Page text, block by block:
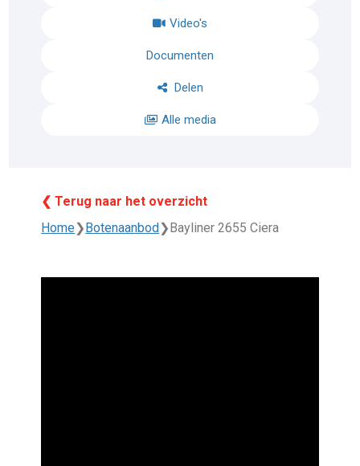
Video's
Documenten
Delen
Alle media
❮ Terug naar het overzicht
Home❯ Botenaanbod ❯ Bayliner 2655 Ciera